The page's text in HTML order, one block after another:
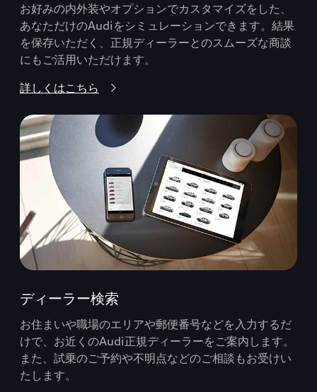
お好みの内外装やオプションでカスタマイズをした、
あなただけのAudiをシミュレーションできます。結果
を保存いただく、正規ディーラーとのスムーズな商談
にもご活用いただけます。
詳しくはこちら
ディーラー検索
お住まいや職場のエリアや郵便番号などを入力するだ
けで、お近くのAudi正規ディーラーをご案内します。
また、試乗のご予約や不明点などのご相談もお受けい
たします。